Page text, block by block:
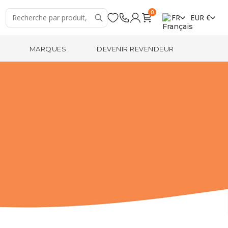
0
FR EUR €
MARQUES DEVENIR REVENDEUR